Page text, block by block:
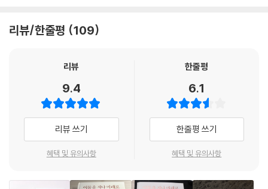
박근혜 전 대통령은 서문을 통해 본 회고록을 집필하기로 마음먹은 까닭에
의 이야기와 그 이후의 이야기를 옳고 그름의 판단을 넘어 있는 그대로 들
로서의 의무감이 그 주된 이유라고 설명했다.
이 책은 1장 ‘정치’, 2장 ‘외교안보’, 3장 ‘정책’, 4장 ‘어둠을 지나 미래로’ 의
총 4장으로 구성되어 있으며, 1권과 2권이 이야기가 이어지는 시리즈로
차례가 통합되어 있다. 박근혜 정부 출범 후 이루어낸 다양한 성과를 박근
을 복기하여 읽어볼 수 있는 유일한 책이다.
리뷰/한줄평 109
리뷰
9.4
리뷰 쓰기
혜택 및 유의사항
한줄평
6.1
한줄평 쓰기
혜택 및 유의사항